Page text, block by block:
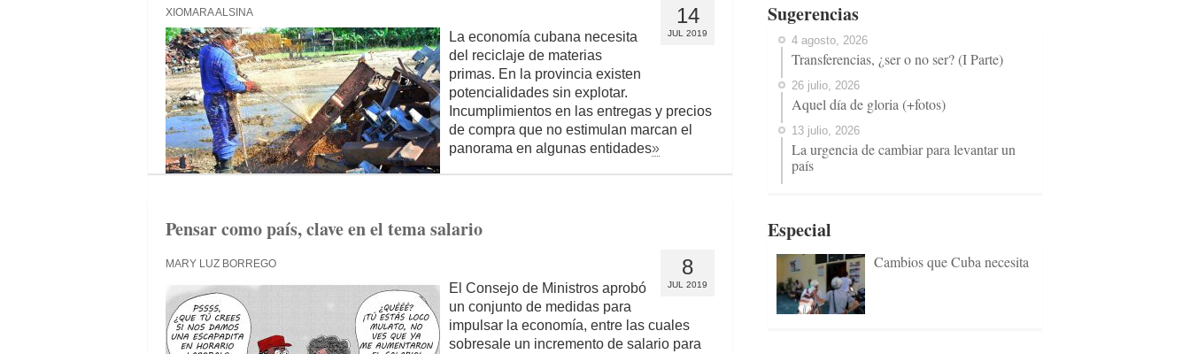
14
JUL 2019
XIOMARA ALSINA
La economía cubana necesita
del reciclaje de materias
primas. En la provincia existen
potencialidades sin explotar.
Incumplimientos en las entregas y precios
de compra que no estimulan marcan el
panorama en algunas entidades»
Pensar como país, clave en el tema salario
8
JUL 2019
MARY LUZ BORREGO
El Consejo de Ministros aprobó
un conjunto de medidas para
impulsar la economía, entre las cuales
sobresale un incremento de salario para
Sugerencias
4 agosto, 2026
Transferencias, ¿ser o no ser? (I Parte)
26 julio, 2026
Aquel día de gloria (+fotos)
13 julio, 2026
La urgencia de cambiar para levantar un
país
Especial
Cambios que Cuba necesita